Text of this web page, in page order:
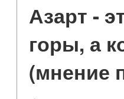
Азарт -
горы, а
(мнение